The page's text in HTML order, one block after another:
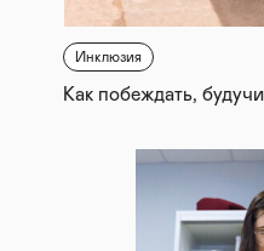
Инклюзия
Как побеждать,